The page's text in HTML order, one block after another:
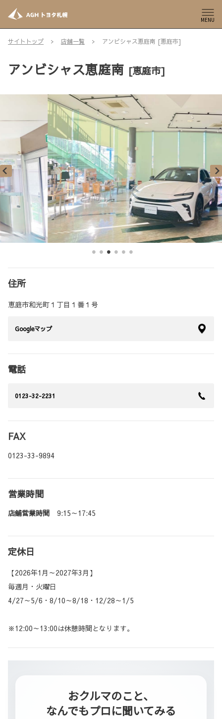
MENU
サイトトップ 店舗一覧 アンビシャス恵庭南 [恵庭市]
アンビシャス恵庭南 [恵庭市]
住所
恵庭市和光町１丁目１番１号
Googleマップ
電話
0123-32-2231
FAX
0123-33-9894
営業時間
店舗営業時間 9:15～17:45
定休日
【2026年1月～2027年3月】
毎週月・火曜日
4/27～5/6・8/10～8/18・12/28～1/5
※12:00～13:00は休憩時間となります。
おクルマのこと、
なんでもプロに聞いてみる